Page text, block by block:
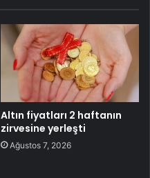
Altın fiyatları 2 haftanın
zirvesine yerleşti
Ağustos 7, 2026